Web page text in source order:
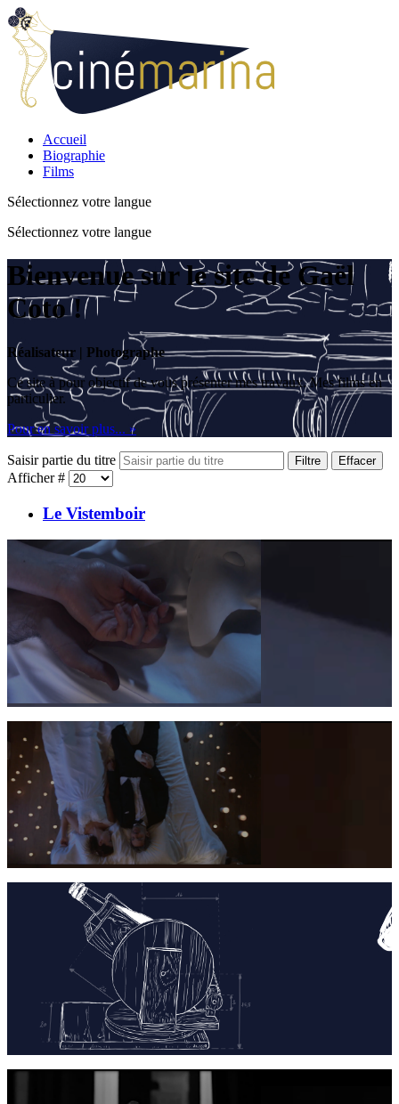
Accueil
Biographie
Films
Sélectionnez votre langue
Sélectionnez votre langue
Bienvenue sur le site de Gaël
Coto !
Réalisateur | Photographe
Ce site à pour objectif de vous présenter mes travaux. Mes films en
particulier.
Pour en savoir plus... »
Saisir partie du titre Filtre Effacer
Afficher #
Le Vistemboir